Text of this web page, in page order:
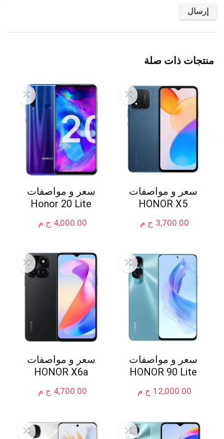
منتجات ذات صلة
سعر و مواصفات
HONOR X5
ج.م 3,700.00
سعر و مواصفات
Honor 20 Lite
ج.م 4,000.00
سعر و مواصفات
HONOR 90 Lite
ج.م 12,000.00
سعر و مواصفات
HONOR X6a
ج.م 4,700.00